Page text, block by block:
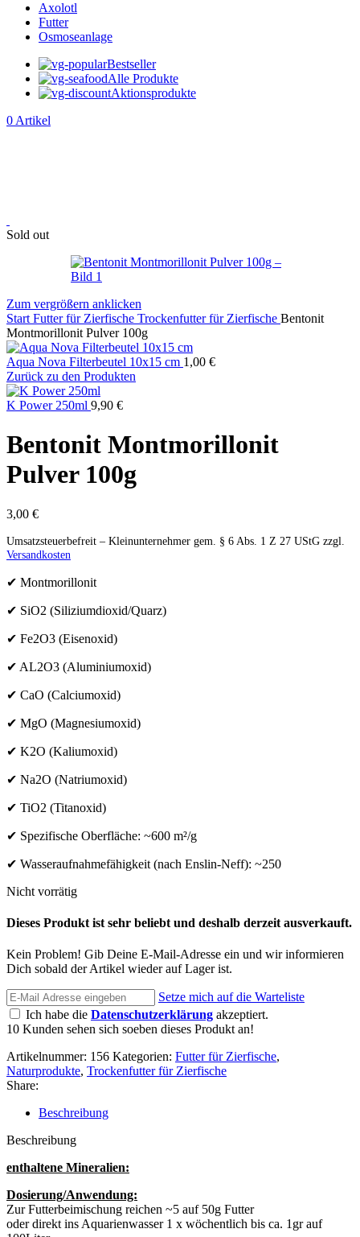
Axolotl
Futter
Osmoseanlage
Bestseller
Alle Produkte
Aktionsprodukte
0 Artikel
Sold out
Zum vergrößern anklicken
Start Futter für Zierfische Trockenfutter für Zierfische Bentonit
Montmorillonit Pulver 100g
Aqua Nova Filterbeutel 10x15 cm 1,00 €
Zurück zu den Produkten
K Power 250ml 9,90 €
Bentonit Montmorillonit
Pulver 100g
3,00 €
Umsatzsteuerbefreit – Kleinunternehmer gem. § 6 Abs. 1 Z 27 UStG zzgl.
Versandkosten
✔ Montmorillonit
✔ SiO2 (Siliziumdioxid/Quarz)
✔ Fe2O3 (Eisenoxid)
✔ AL2O3 (Aluminiumoxid)
✔ CaO (Calciumoxid)
✔ MgO (Magnesiumoxid)
✔ K2O (Kaliumoxid)
✔ Na2O (Natriumoxid)
✔ TiO2 (Titanoxid)
✔ Spezifische Oberfläche: ~600 m²/g
✔ Wasseraufnahmefähigkeit (nach Enslin-Neff): ~250
Nicht vorrätig
Dieses Produkt ist sehr beliebt und deshalb derzeit ausverkauft.
Kein Problem! Gib Deine E-Mail-Adresse ein und wir informieren
Dich sobald der Artikel wieder auf Lager ist.
Setze mich auf die Warteliste
Ich habe die Datenschutzerklärung akzeptiert.
10 Kunden sehen sich soeben dieses Produkt an!
Artikelnummer: 156 Kategorien: Futter für Zierfische,
Naturprodukte, Trockenfutter für Zierfische
Share:
Beschreibung
Beschreibung
enthaltene Mineralien:
Dosierung/Anwendung:
Zur Futterbeimischung reichen ~5 auf 50g Futter
oder direkt ins Aquarienwasser 1 x wöchentlich bis ca. 1gr auf